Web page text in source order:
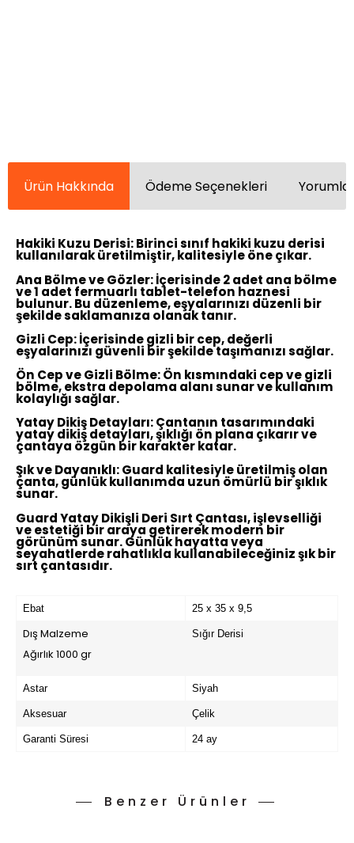
Ürün Hakkında Ödeme Seçenekleri
Hakiki Kuzu Derisi:Birinci sınıf hakiki kuzu derisi
kullanılarak üretilmiştir, kalitesiyle öne çıkar.
Ana Bölme ve Gözler:İçerisinde 2 adet ana bölme
ve 1 adet fermuarlı tablet-telefon haznesi
bulunur. Bu düzenleme, eşyalarınızı düzenli bir
şekilde saklamanıza olanak tanır.
Gizli Cep:İçerisinde gizli bir cep, değerli
eşyalarınızı güvenli bir şekilde taşımanızı sağlar.
Ön Cep ve Gizli Bölme:Ön kısmındaki cep ve gizli
bölme, ekstra depolama alanı sunar ve kullanım
kolaylığı sağlar.
Yatay Dikiş Detayları:Çantanın tasarımındaki
yatay dikiş detayları, şıklığı ön plana çıkarır ve
çantaya özgün bir karakter katar.
Şık ve Dayanıklı:Guard kalitesiyle üretilmiş olan
çanta, günlük kullanımda uzun ömürlü bir şıklık
sunar.
Guard Yatay Dikişli Deri Sırt Çantası, işlevselliği
ve estetiği bir araya getirerek modern bir
görünüm sunar. Günlük hayatta veya
seyahatlerde rahatlıkla kullanabileceğiniz şık bir
sırt çantasıdır.
Ebat 25 x 35 x 9,5
Dış Malzeme
Ağırlık 1000 gr
Sığır Derisi
Astar Siyah
Aksesuar Çelik
Garanti Süresi 24 ay
Benzer Ürünler